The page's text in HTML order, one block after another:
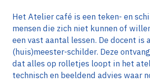
Het Atelier café is een teken- en
mensen die zich niet kunnen of
een vast aantal lessen. De docent is
(huis)meester-schilder. Deze
dat alles op rolletjes loopt in het
technisch en beeldend advies waar